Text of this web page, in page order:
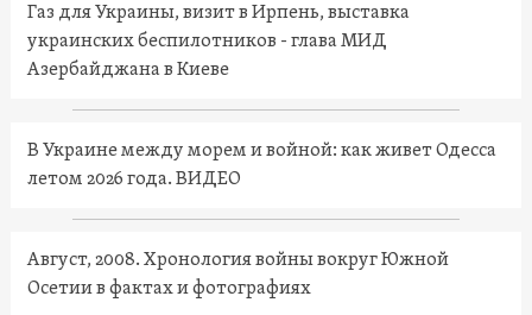
Газ для Украины, визит в Ирпень, выставка
украинских беспилотников - глава МИД
Азербайджана в Киеве
В Украине между морем и войной: как живет Одесса
летом 2026 года. ВИДЕО
Август, 2008. Хронология войны вокруг Южной
Осетии в фактах и фотографиях